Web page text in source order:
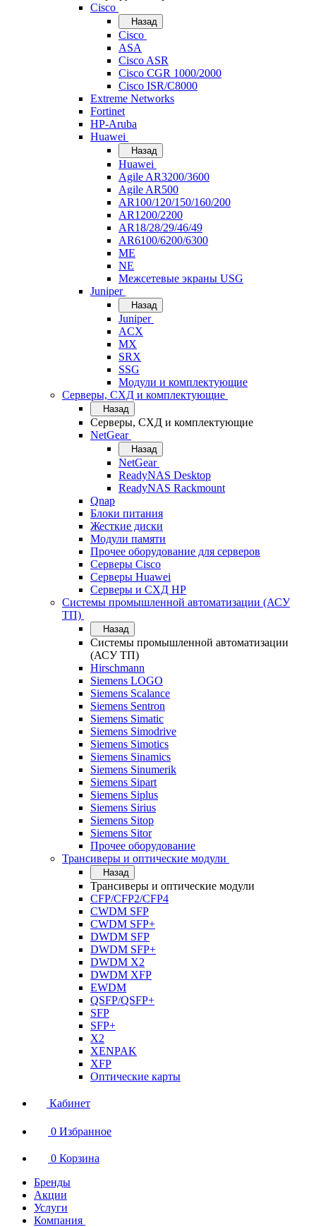
Cisco
Назад
Cisco
ASA
Cisco ASR
Cisco CGR 1000/2000
Cisco ISR/С8000
Extreme Networks
Fortinet
HP-Aruba
Huawei
Назад
Huawei
Agile AR3200/3600
Agile AR500
AR100/120/150/160/200
AR1200/2200
AR18/28/29/46/49
AR6100/6200/6300
ME
NE
Межсетевые экраны USG
Juniper
Назад
Juniper
ACX
MX
SRX
SSG
Модули и комплектующие
Серверы, СХД и комплектующие
Назад
Серверы, СХД и комплектующие
NetGear
Назад
NetGear
ReadyNAS Desktop
ReadyNAS Rackmount
Qnap
Блоки питания
Жесткие диски
Модули памяти
Прочее оборудование для серверов
Серверы Cisco
Серверы Huawei
Серверы и СХД HP
Системы промышленной автоматизации (АСУ
ТП)
Назад
Системы промышленной автоматизации
(АСУ ТП)
Hirschmann
Siemens LOGO
Siemens Scalance
Siemens Sentron
Siemens Simatic
Siemens Simodrive
Siemens Simotics
Siemens Sinamics
Siemens Sinumerik
Siemens Sipart
Siemens Siplus
Siemens Sirius
Siemens Sitop
Siemens Sitor
Прочее оборудование
Трансиверы и оптические модули
Назад
Трансиверы и оптические модули
CFP/CFP2/CFP4
CWDM SFP
CWDM SFP+
DWDM SFP
DWDM SFP+
DWDM X2
DWDM XFP
EWDM
QSFP/QSFP+
SFP
SFP+
X2
XENPAK
XFP
Оптические карты
Кабинет
0 Избранное
0 Корзина
Бренды
Акции
Услуги
Компания